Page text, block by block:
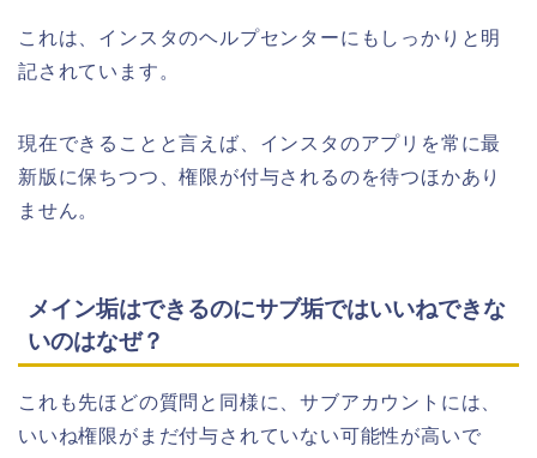
これは、インスタのヘルプセンターにもしっかりと明
記されています。
現在できることと言えば、インスタのアプリを常に最
新版に保ちつつ、権限が付与されるのを待つほかあり
ません。
メイン垢はできるのにサブ垢ではいいねできな
いのはなぜ？
これも先ほどの質問と同様に、サブアカウントには、
いいね権限がまだ付与されていない可能性が高いで